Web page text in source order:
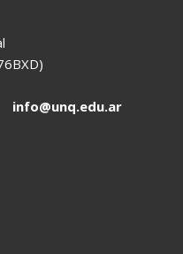
info@unq.edu.ar